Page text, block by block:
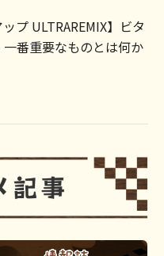
ップ ULTRAREMIX】ビタ
番重要なものとは何か